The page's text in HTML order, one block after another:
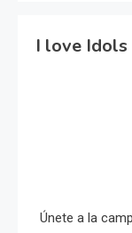
I love Idols
Únete a la